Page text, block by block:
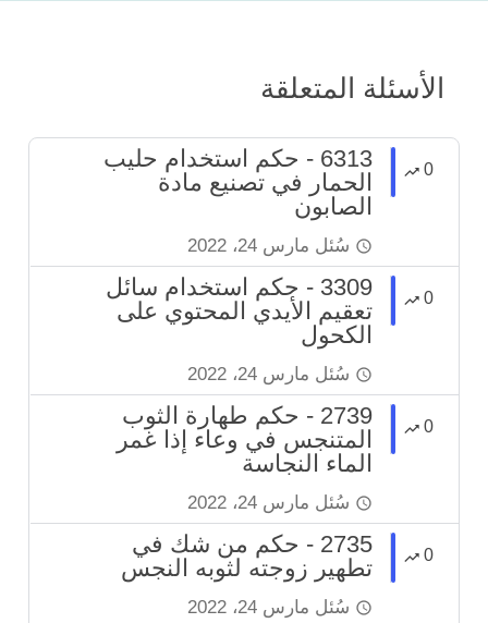
الأسئلة المتعلقة
0
6313 - حكم استخدام حليب
الحمار في تصنيع مادة
الصابون
سُئل مارس 24، 2022
0
3309 - حكم استخدام سائل
تعقيم الأيدي المحتوي على
الكحول
سُئل مارس 24، 2022
0
2739 - حكم طهارة الثوب
المتنجس في وعاء إذا غمر
الماء النجاسة
سُئل مارس 24، 2022
0
2735 - حكم من شك في
تطهير زوجته لثوبه النجس
سُئل مارس 24، 2022